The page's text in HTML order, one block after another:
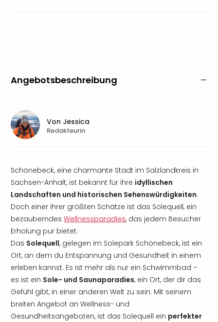
Angebotsbeschreibung
Schönebeck, eine charmante Stadt im Salzlandkreis in
Sachsen-Anhalt, ist bekannt für ihre idyllischen
Landschaften und historischen Sehenswürdigkeiten.
Doch einer ihrer größten Schätze ist das Solequell, ein
bezauberndes Wellnessparadies, das jedem Besucher
Erholung pur bietet.
Das Solequell, gelegen im Solepark Schönebeck, ist ein
Ort, an dem du Entspannung und Gesundheit in einem
erleben kannst. Es ist mehr als nur ein Schwimmbad –
es ist ein Sole- und Saunaparadies, ein Ort, der dir das
Gefühl gibt, in einer anderen Welt zu sein. Mit seinem
breiten Angebot an Wellness- und
Gesundheitsangeboten, ist das Solequell ein perfekter
Von Jessica
Redakteurin